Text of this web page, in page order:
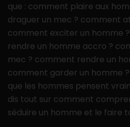
que : comment plaire aux
draguer un mec ? comment
comment exciter un homme
rendre un homme accro ?
mec ? comment rendre un
comment garder un homme ?
que les hommes pensent
dis tout sur comment
séduire un homme et le faire